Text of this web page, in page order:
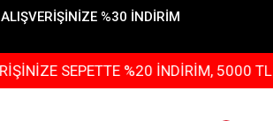
%30 İNDİRİM
%20 İNDİRİM, 5000 TL ÜZERİ